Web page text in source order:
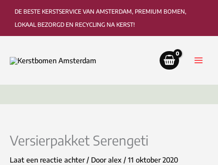
DE BESTE KERSTSERVICE VAN AMSTERDAM, PREMIUM BOMEN,
LOKAAL BEZORGD EN RECYCLING NA KERST!
Versierpakket Serengeti
Laat een reactie achter / Dooralex / 11 oktober 2020